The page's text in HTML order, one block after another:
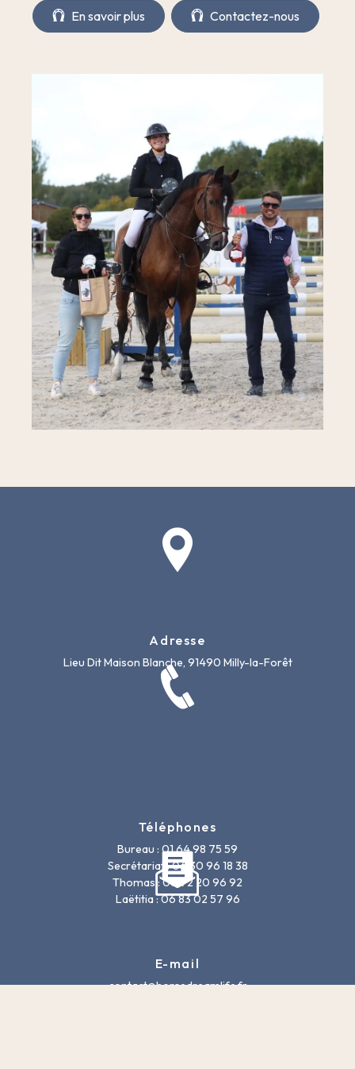
En savoir plus Contactez-nous
Adresse
Lieu Dit Maison Blanche, 91490 Milly-la-Forêt
Téléphones
Bureau : 01 64 98 75 59
Secrétariat : 06 30 96 18 38
Thomas : 06 72 20 96 92
Laëtitia : 06 83 02 57 96
E-mail
contact@horsedreamlife.fr